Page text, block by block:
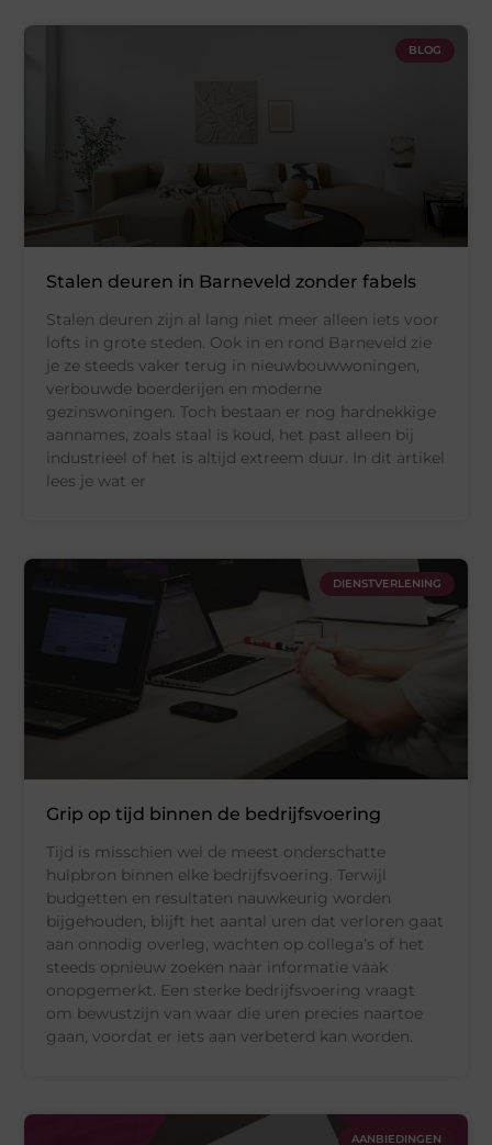
BLOG
Stalen deuren in Barneveld zonder fabels
Stalen deuren zijn al lang niet meer alleen iets voor
lofts in grote steden. Ook in en rond Barneveld zie
je ze steeds vaker terug in nieuwbouwwoningen,
verbouwde boerderijen en moderne
gezinswoningen. Toch bestaan er nog hardnekkige
aannames, zoals staal is koud, het past alleen bij
industrieel of het is altijd extreem duur. In dit artikel
lees je wat er
DIENSTVERLENING
Grip op tijd binnen de bedrijfsvoering
Tijd is misschien wel de meest onderschatte
hulpbron binnen elke bedrijfsvoering. Terwijl
budgetten en resultaten nauwkeurig worden
bijgehouden, blijft het aantal uren dat verloren gaat
aan onnodig overleg, wachten op collega’s of het
steeds opnieuw zoeken naar informatie vaak
onopgemerkt. Een sterke bedrijfsvoering vraagt
om bewustzijn van waar die uren precies naartoe
gaan, voordat er iets aan verbeterd kan worden.
AANBIEDINGEN